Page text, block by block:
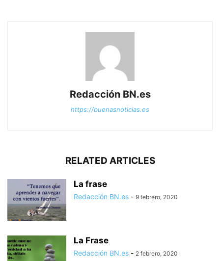
Redacción BN.es
https://buenasnoticias.es
RELATED ARTICLES
La frase
Redacción BN.es - 9 febrero, 2020
La Frase
Redacción BN.es - 2 febrero, 2020